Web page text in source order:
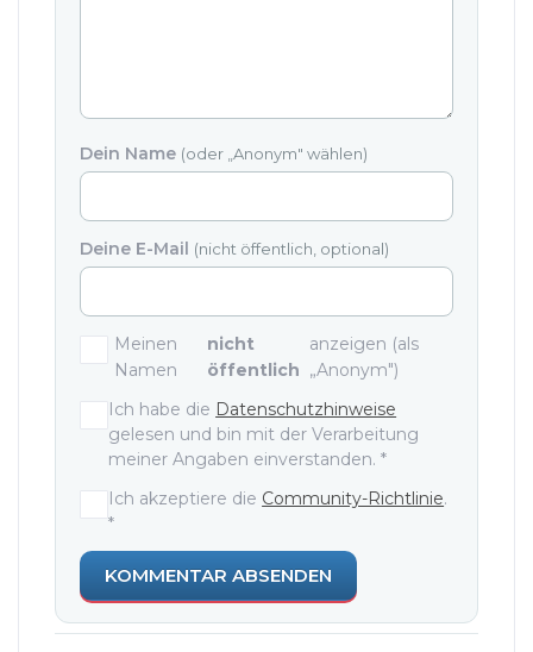
Dein Name (oder „Anonym" wählen)
Deine E-Mail (nicht öffentlich, optional)
Meinen
Namen
nicht
öffentlich
anzeigen (als
„Anonym")
Einwilligungen und Zustimmungen
Ich habe die Datenschutzhinweise
gelesen und bin mit der Verarbeitung
meiner Angaben einverstanden.*
Ich akzeptiere die Community-Richtlinie.
*
KOMMENTAR ABSENDEN